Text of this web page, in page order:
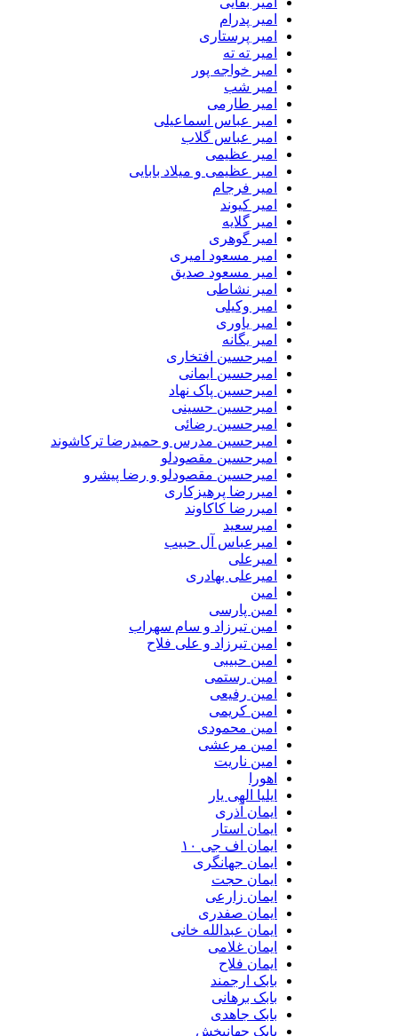
امیر پدرام
امیر پرستاری
امیر ته ته
امیر خواجه پور
امیر شب
امیر طارمی
امیر عباس اسماعیلی
امیر عباس گلاب
امیر عظیمی
امیر عظیمی و میلاد بابایی
امیر فرجام
امیر کیوند
امیر گلایه
امیر گوهری
امیر مسعود امیری
امیر مسعود صدیق
امیر نشاطی
امیر وکیلی
امیر یاوری
امیر یگانه
امیرحسین افتخاری
امیرحسین ایمانی
امیرحسین پاک نهاد
امیرحسین حسینی
امیرحسین رضائی
امیرحسین مدرس و حمیدرضا ترکاشوند
امیرحسین مقصودلو
امیرحسین مقصودلو و رضا پیشرو
امیررضا پرهیزکاری
امیررضا کاکاوند
امیرسعید
امیرعباس آل حبیب
امیرعلی
امیرعلی بهادری
امین
امین پارسی
امین تیرزاد و سام سهراب
امین تیرزاد و علی فلاح
امین حبیبی
امین رستمی
امین رفیعی
امین کریمی
امین محمودی
امین مرعشی
امین ناریت
اهورا
ایلیا الهی یار
ایمان آذری
ایمان استار
ایمان اف جی ۱۰
ایمان جهانگری
ایمان حجت
ایمان زارعی
ایمان صفدری
ایمان عبدالله خانی
ایمان غلامی
ایمان فلاح
بابک ارجمند
بابک برهانی
بابک جاهدی
بابک جهانبخش